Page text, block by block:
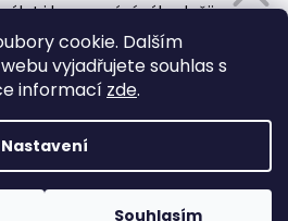
cookie. Dalším
vyjadřujete souhlas s
informací zde.
Nastavení
Souhlasím
HLEDAT
. Všechna práva vyhrazena.
i kempování výhodněji.
Vám pošleme
osobních údajů